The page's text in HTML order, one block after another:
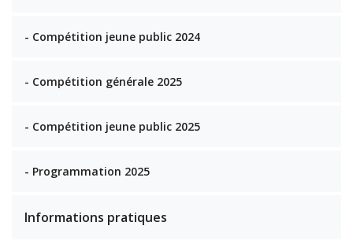
- Compétition jeune public 2024
- Compétition générale 2025
- Compétition jeune public 2025
- Programmation 2025
Informations pratiques